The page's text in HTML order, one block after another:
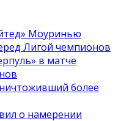
Моуринью
Лигой чемпионов
в матче
более
о намерении